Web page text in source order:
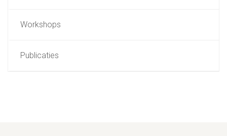
Workshops
Publicaties